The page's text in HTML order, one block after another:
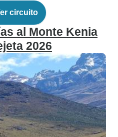
circuito
al Monte Kenia
2026